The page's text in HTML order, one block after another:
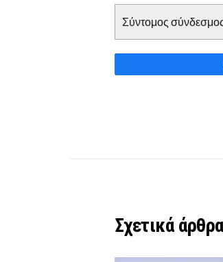
Σύντομος
Σχετικά άρθρα